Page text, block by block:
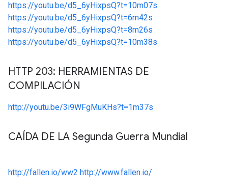
https://youtu.be/d5_6yHixpsQ?t=10m07s
https://youtu.be/d5_6yHixpsQ?t=6m42s
https://youtu.be/d5_6yHixpsQ?t=8m26s
https://youtu.be/d5_6yHixpsQ?t=10m38s
HTTP 203: HERRAMIENTAS DE
COMPILACIÓN
http://youtu.be/3i9WFgMuKHs?t=1m37s
CAÍDA DE LA Segunda Guerra Mundial
http://fallen.io/ww2 http://www.fallen.io/